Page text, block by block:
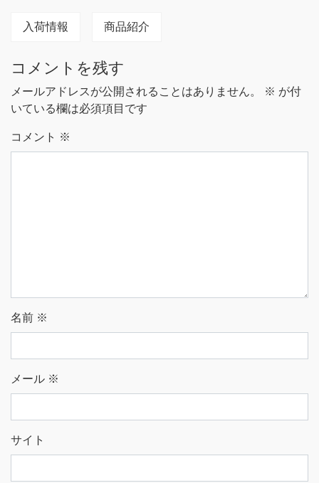
入荷情報 商品紹介
コメントを残す
メールアドレスが公開されることはありません。 ※ が付
いている欄は必須項目です
コメント ※
名前 ※
メール ※
サイト